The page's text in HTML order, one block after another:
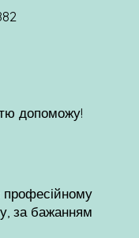
допоможу!
професійному
за бажанням